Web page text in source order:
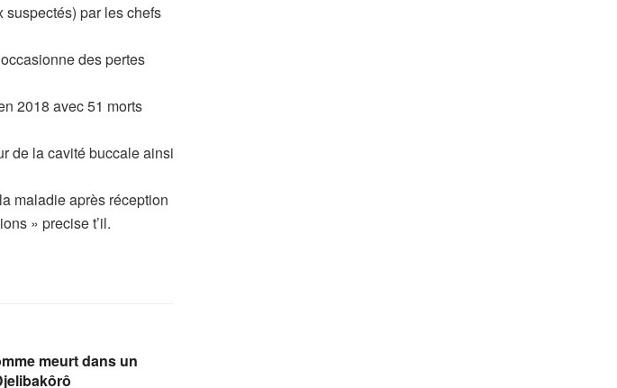
suspectés) par les chefs
des pertes
2018 avec 51 morts
de la cavité buccale ainsi
maladie après réception
» precise t’il.
meurt dans un